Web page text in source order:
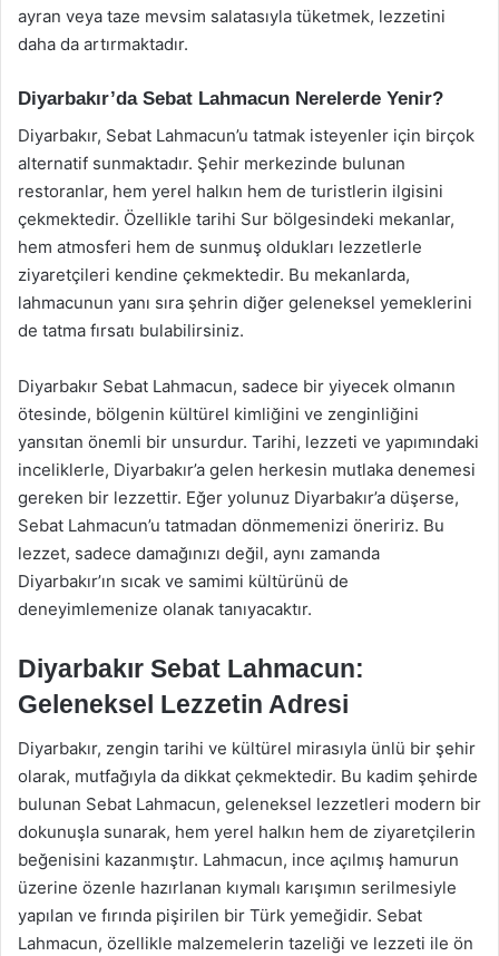
ayran veya taze mevsim salatasıyla tüketmek, lezzetini
daha da artırmaktadır.
Diyarbakır’da Sebat Lahmacun Nerelerde Yenir?
Diyarbakır, Sebat Lahmacun’u tatmak isteyenler için birçok
alternatif sunmaktadır. Şehir merkezinde bulunan
restoranlar, hem yerel halkın hem de turistlerin ilgisini
çekmektedir. Özellikle tarihi Sur bölgesindeki mekanlar,
hem atmosferi hem de sunmuş oldukları lezzetlerle
ziyaretçileri kendine çekmektedir. Bu mekanlarda,
lahmacunun yanı sıra şehrin diğer geleneksel yemeklerini
de tatma fırsatı bulabilirsiniz.
Diyarbakır Sebat Lahmacun, sadece bir yiyecek olmanın
ötesinde, bölgenin kültürel kimliğini ve zenginliğini
yansıtan önemli bir unsurdur. Tarihi, lezzeti ve yapımındaki
inceliklerle, Diyarbakır’a gelen herkesin mutlaka denemesi
gereken bir lezzettir. Eğer yolunuz Diyarbakır’a düşerse,
Sebat Lahmacun’u tatmadan dönmemenizi öneririz. Bu
lezzet, sadece damağınızı değil, aynı zamanda
Diyarbakır’ın sıcak ve samimi kültürünü de
deneyimlemenize olanak tanıyacaktır.
Diyarbakır Sebat Lahmacun:
Geleneksel Lezzetin Adresi
Diyarbakır, zengin tarihi ve kültürel mirasıyla ünlü bir şehir
olarak, mutfağıyla da dikkat çekmektedir. Bu kadim şehirde
bulunan Sebat Lahmacun, geleneksel lezzetleri modern bir
dokunuşla sunarak, hem yerel halkın hem de ziyaretçilerin
beğenisini kazanmıştır. Lahmacun, ince açılmış hamurun
üzerine özenle hazırlanan kıymalı karışımın serilmesiyle
yapılan ve fırında pişirilen bir Türk yemeğidir. Sebat
Lahmacun, özellikle malzemelerin tazeliği ve lezzeti ile ön